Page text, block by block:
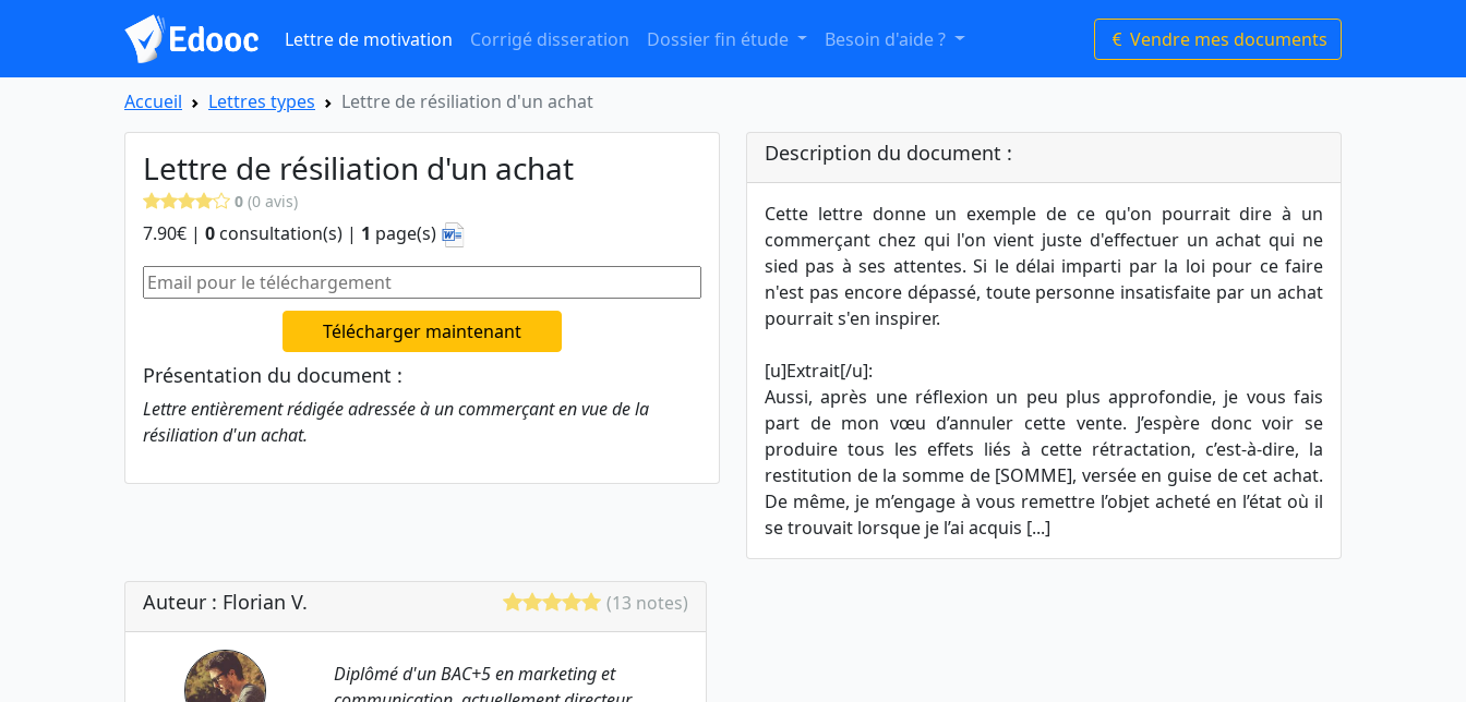
Lettre de motivation Corrigé disseration Dossier fin étude Besoin d'aide ? Vendre mes documents
Accueil Lettres types Lettre de résiliation d'un achat
Lettre de résiliation d'un achat
0 (0 avis)
7.90€ | 0 consultation(s) | 1 page(s)
Télécharger maintenant
Présentation du document :
Lettre entièrement rédigée adressée à un commerçant en vue de la
résiliation d'un achat.
Description du document :
Cette lettre donne un exemple de ce qu'on pourrait dire à un
commerçant chez qui l'on vient juste d'effectuer un achat qui ne
sied pas à ses attentes. Si le délai imparti par la loi pour ce faire
n'est pas encore dépassé, toute personne insatisfaite par un achat
pourrait s'en inspirer.
[u]Extrait[/u]:
Aussi, après une réflexion un peu plus approfondie, je vous fais
part de mon vœu d’annuler cette vente. J’espère donc voir se
produire tous les effets liés à cette rétractation, c’est-à-dire, la
restitution de la somme de [SOMME], versée en guise de cet achat.
De même, je m’engage à vous remettre l’objet acheté en l’état où il
se trouvait lorsque je l’ai acquis [...]
Auteur : Florian V. (13 notes)
Diplômé d'un BAC+5 en marketing et